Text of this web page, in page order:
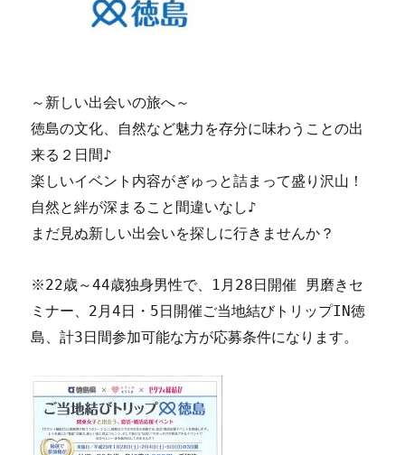
～新しい出会いの旅へ～
徳島の文化、自然など魅力を存分に味わうことの出
来る２日間♪
楽しいイベント内容がぎゅっと詰まって盛り沢山！
自然と絆が深まること間違いなし♪
まだ見ぬ新しい出会いを探しに行きませんか？
※22歳～44歳独身男性で、1月28日開催 男磨きセ
ミナー、2月4日・5日開催ご当地結びトリップIN徳
島、計3日間参加可能な方が応募条件になります。